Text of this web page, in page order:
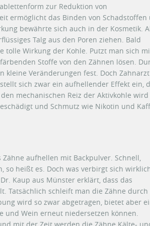
zur Reduktion von
ermöglicht das Binden von Schadstoffen
bewährte sich auch in der Kosmetik.
Talg aus den Poren ziehen. Bald
tolle Wirkung der Kohle. Putzt man sich
Stoffe von den Zähnen lösen.
kleine Veränderungen fest. Doch Zahnarzt
sich zwar ein aufhellender Effekt ein,
mechanischen Reiz der Aktivkohle wird
und Schmutz wie Nikotin und
aufhellen mit Backpulver. Schnell,
heißt es. Doch was verbirgt sich
Kaup aus Münster erklärt, dass das
Tatsächlich schleift man die Zähne durch
wird so zwar abgetragen, bietet aber
und Wein erneut niedersetzen können.